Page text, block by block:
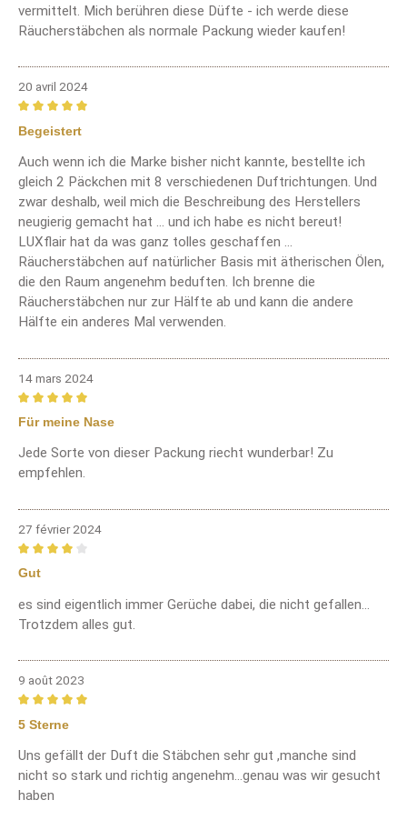
vermittelt. Mich berühren diese Düfte - ich werde diese
Räucherstäbchen als normale Packung wieder kaufen!
20 avril 2024
Review with rating of 5 out of 5 stars
Begeistert
Auch wenn ich die Marke bisher nicht kannte, bestellte ich
gleich 2 Päckchen mit 8 verschiedenen Duftrichtungen. Und
zwar deshalb, weil mich die Beschreibung des Herstellers
neugierig gemacht hat ... und ich habe es nicht bereut!
LUXflair hat da was ganz tolles geschaffen ...
Räucherstäbchen auf natürlicher Basis mit ätherischen Ölen,
die den Raum angenehm beduften. Ich brenne die
Räucherstäbchen nur zur Hälfte ab und kann die andere
Hälfte ein anderes Mal verwenden.
14 mars 2024
Review with rating of 5 out of 5 stars
Für meine Nase
Jede Sorte von dieser Packung riecht wunderbar! Zu
empfehlen.
27 février 2024
Review with rating of 4 out of 5 stars
Gut
es sind eigentlich immer Gerüche dabei, die nicht gefallen...
Trotzdem alles gut.
9 août 2023
Review with rating of 5 out of 5 stars
5 Sterne
Uns gefällt der Duft die Stäbchen sehr gut ,manche sind
nicht so stark und richtig angenehm...genau was wir gesucht
haben